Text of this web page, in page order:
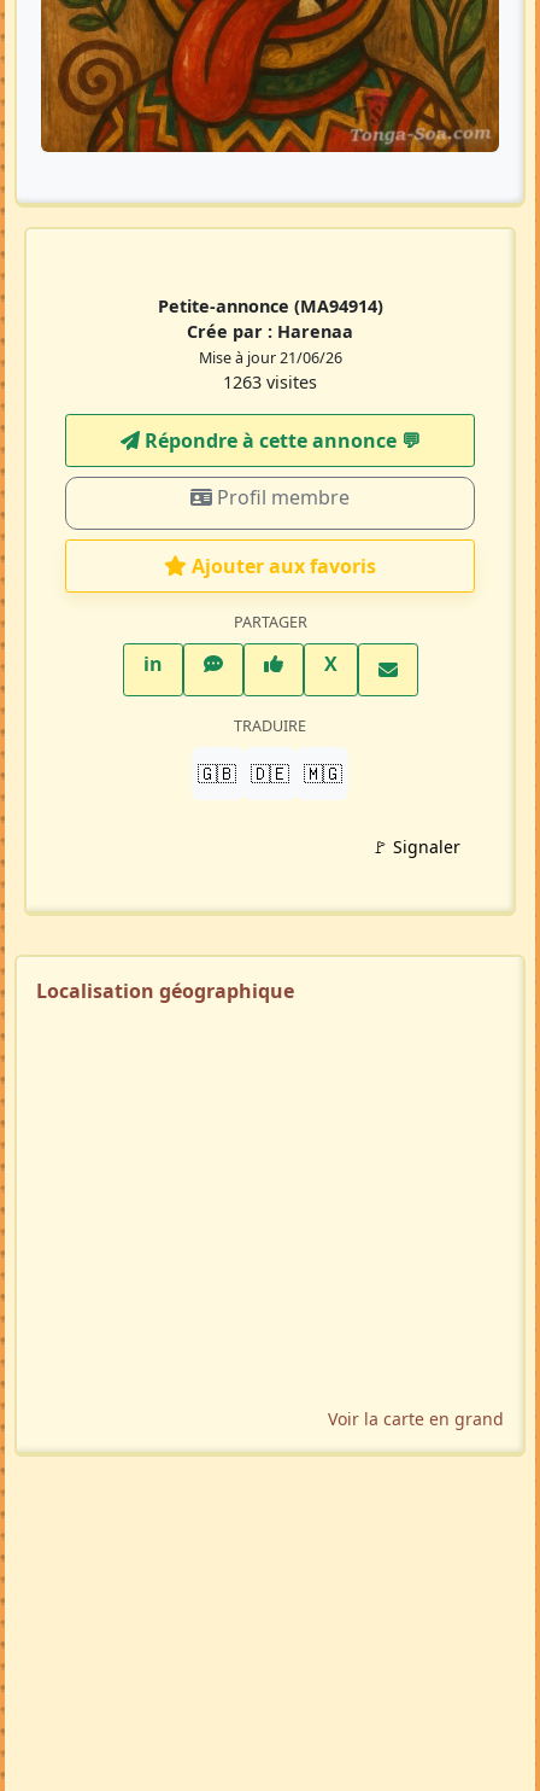
Petite-annonce (MA94914)
Crée par : Harenaa
Mise à jour 21/06/26
1263 visites
Répondre à cette annonce 💬​
Profil membre
Ajouter aux favoris
PARTAGER
inLinkedInWhatsAppFacebook
XTwitter X
TRADUIRE
🇬🇧 🇩🇪 🇲🇬
🚩 Signaler
Localisation géographique
Voir la carte en grand